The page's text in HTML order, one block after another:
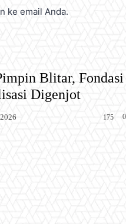
ke email Anda.
Blitar, Fondasi
Digenjot
0
175